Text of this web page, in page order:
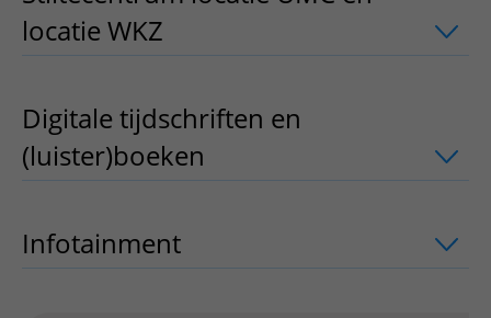
locatie WKZ uitklapper, klik om te
Digitale tijdschriften en
(luister)boeken uitklapper, klik om te
Infotainment uitklapper, klik om te